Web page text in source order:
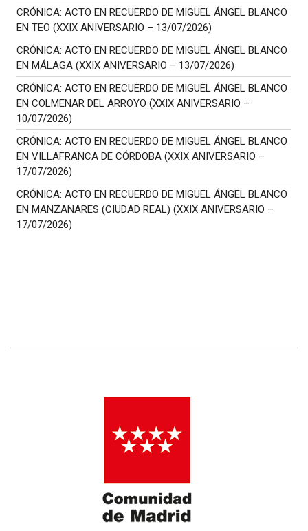
CRÓNICA: ACTO EN RECUERDO DE MIGUEL ÁNGEL BLANCO
EN TEO (XXIX ANIVERSARIO – 13/07/2026)
CRÓNICA: ACTO EN RECUERDO DE MIGUEL ÁNGEL BLANCO
EN MÁLAGA (XXIX ANIVERSARIO – 13/07/2026)
CRÓNICA: ACTO EN RECUERDO DE MIGUEL ÁNGEL BLANCO
EN COLMENAR DEL ARROYO (XXIX ANIVERSARIO –
10/07/2026)
CRÓNICA: ACTO EN RECUERDO DE MIGUEL ÁNGEL BLANCO
EN VILLAFRANCA DE CÓRDOBA (XXIX ANIVERSARIO –
17/07/2026)
CRÓNICA: ACTO EN RECUERDO DE MIGUEL ÁNGEL BLANCO
EN MANZANARES (CIUDAD REAL) (XXIX ANIVERSARIO –
17/07/2026)